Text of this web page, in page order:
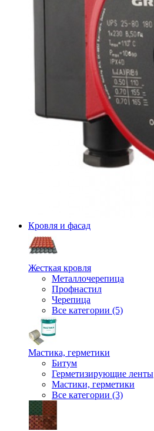
Кровля и фасад
Жесткая кровля
Металлочерепица
Профнастил
Черепица
Все категории (5)
Мастика, герметики
Битум
Герметизирующие ленты
Мастики, герметики
Все категории (3)